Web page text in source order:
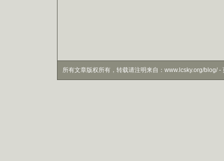
所有文章版权所有，转载请注明来自：www.lcsky.org/blog/